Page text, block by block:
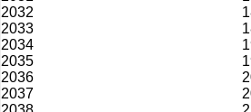
2032
2033
2034
2035
2036
2037